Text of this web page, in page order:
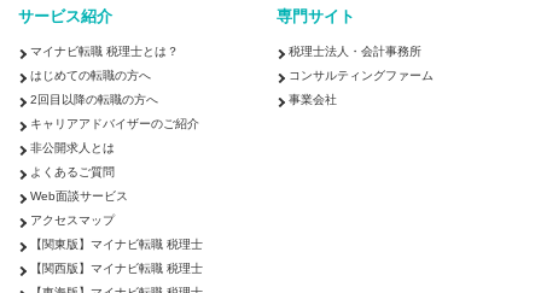
サービス紹介
マイナビ転職 税理士とは？
はじめての転職の方へ
2回目以降の転職の方へ
キャリアアドバイザーのご紹介
非公開求人とは
よくあるご質問
Web面談サービス
アクセスマップ
【関東版】マイナビ転職 税理士
【関西版】マイナビ転職 税理士
専門サイト
税理士法人・会計事務所
コンサルティングファーム
事業会社